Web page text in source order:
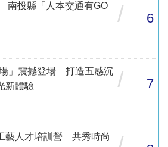
南投縣「人本交通有GO
/ 6
」震撼登場 打造五感沉
新體驗
/ 7
藝人才培訓營 共秀時尚